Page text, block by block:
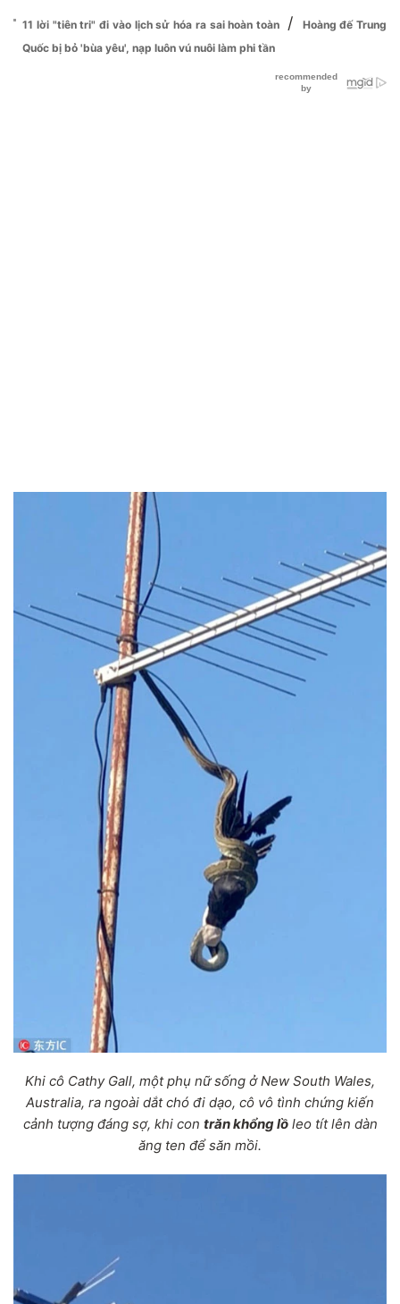
11 lời "tiên tri" đi vào lịch sử hóa ra sai hoàn toàn /
Hoàng đế Trung
Quốc bị bỏ 'bùa yêu', nạp luôn vú nuôi làm phi tần
Khi cô Cathy Gall, một phụ nữ sống ở New South Wales,
Australia, ra ngoài dắt chó đi dạo, cô vô tình chứng kiến
cảnh tượng đáng sợ, khi con trăn khổng lồleo tít lên dàn
ăng ten để săn mồi.